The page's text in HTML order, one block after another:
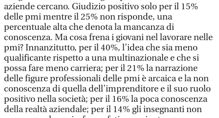
aziende cercano. Giudizio positivo solo per il 15%
delle pmi mentre il 25% non risponde, una
percentuale alta che denota la mancanza di
conoscenza. Ma cosa frena i giovani nel lavorare nelle
pmi? Innanzitutto, per il 40%, l’idea che sia meno
qualificante rispetto a una multinazionale e che si
possa fare meno carriera; per il 21% la narrazione
delle figure professionali delle pmi è arcaica e la non
conoscenza di quella dell’imprenditore e il suo ruolo
positivo nella società; per il 16% la poca conoscenza
della realtà aziendale; per il 14% gli insegnanti non